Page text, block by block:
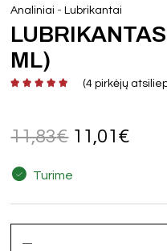
Analiniai -Lubrikantai
ML)
(4 pirkėjų
11,83€ 11,01 €
Turime